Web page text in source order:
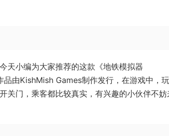
天小编为大家推荐的这款《地铁模拟器
由KishMish Games制作发行，在游戏中，
关门，乘客都比较真实，有兴趣的小伙伴不妨